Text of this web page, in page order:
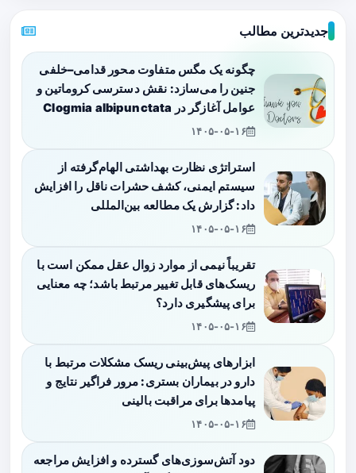
جدیدترین مطالب
چگونه یک مگس متفاوت محور قدامی–خلفی
جنین را می‌سازد: نقش دسترسی کروماتین و
عوامل آغازگر در Clogmia albipunctata
۱۴۰۵-۰۵-۱۶
استراتژی نظارت بهداشتی الهام‌گرفته از
سیستم ایمنی، کشف حشرات ناقل را افزایش
داد: گزارش یک مطالعه بین‌المللی
۱۴۰۵-۰۵-۱۶
تقریباً نیمی از موارد زوال عقل ممکن است با
ریسک‌های قابل تغییر مرتبط باشد؛ چه معنایی
برای پیشگیری دارد؟
۱۴۰۵-۰۵-۱۶
ابزارهای پیش‌بینی ریسک مشکلات مرتبط با
دارو در بیماران بستری: مرور فراگیر نتایج و
پیامدها برای مراقبت بالینی
۱۴۰۵-۰۵-۱۶
دود آتش‌سوزی‌های گسترده و افزایش مراجعه